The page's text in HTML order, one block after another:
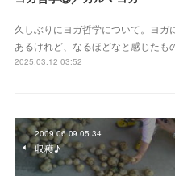
久しぶりにヨガ哲学について。ヨガ
あるけれど、なるほどなと感じたも
2025.03.12 03:52
2009.06.09 05:34
収穫♪